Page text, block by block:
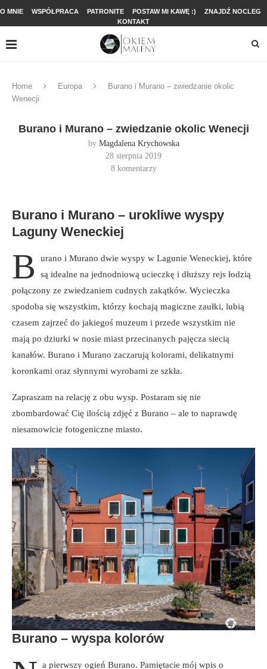
O MNIE WSPÓŁPRACA PATRONITE POSTAW MI KAWĘ :)
ZNAJDŹ NOCLEG
KONTAKT
Home Europa
Burano i Murano – zwiedzanie okolic
Wenecji
Burano i Murano – zwiedzanie okolic Wenecji
by Magdalena Krychowska
28 sierpnia 2019
8 komentarzy
Burano i Murano – urokliwe wyspy
Laguny Weneckiej
B
urano i Murano dwie wyspy w Lagunie Weneckiej, które
są idealne na jednodniową ucieczkę i dłuższy rejs łodzią
połączony ze zwiedzaniem cudnych zakątków. Wycieczka
spodoba się wszystkim, którzy kochają magiczne zaułki, lubią
czasem zajrzeć do jakiegoś muzeum i przede wszystkim nie
mają po dziurki w nosie miast przecinanych pajęcza siecią
kanałów. Burano i Murano zaczarują kolorami, delikatnymi
koronkami oraz słynnymi wyrobami ze szkła.
Zapraszam na relację z obu wysp. Postaram się nie
zbombardować Cię ilością zdjęć z Burano – ale to naprawdę
niesamowicie fotogeniczne miasto.
Burano – wyspa kolorów
a pierwszy ogień Burano. Pamiętacie mój wpis o